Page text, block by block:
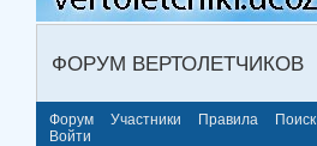
ФОРУМ ВЕРТОЛЕТЧИКОВ
Форум Участники Правила Поиск
Войти